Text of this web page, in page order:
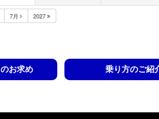
7月 2027
お求め 乗り方のご紹